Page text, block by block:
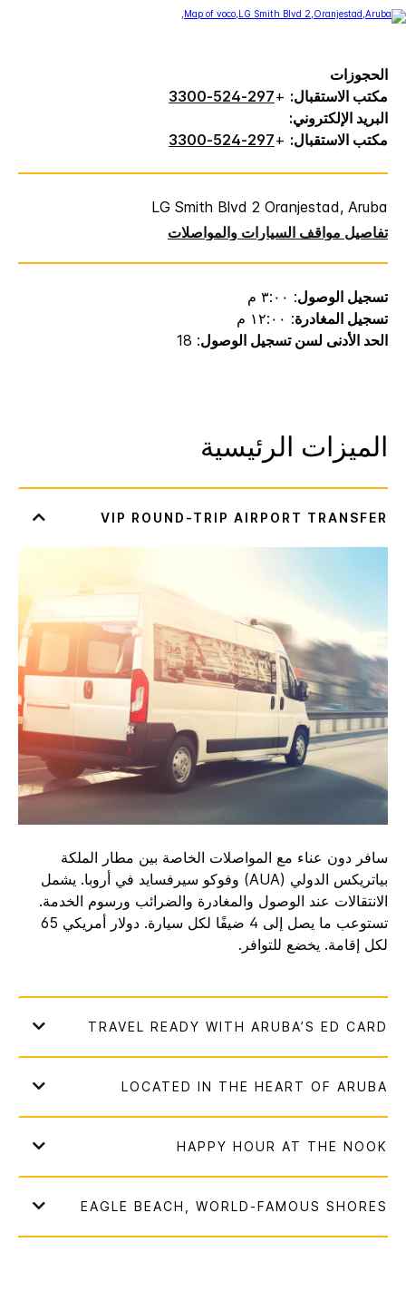
الحجوزات
مكتب الاستقبال: +
297-524-3300
البريد الإلكتروني:
مكتب الاستقبال: +
297-524-3300
LG Smith Blvd 2 Oranjestad, Aruba
تفاصيل مواقف السيارات والمواصلات
تسجيل الوصول: ٣:٠٠ م
تسجيل المغادرة: ١٢:٠٠ م
الحد الأدنى لسن تسجيل الوصول: 18
الميزات الرئيسية
سافر دون عناء مع المواصلات الخاصة بين مطار الملكة
بياتريكس الدولي (AUA) وفوكو سيرفسايد في أروبا. يشمل
الانتقالات عند الوصول والمغادرة والضرائب ورسوم الخدمة.
تستوعب ما يصل إلى 4 ضيفًا لكل سيارة. دولار أمريكي 65
لكل إقامة. يخضع للتوافر.